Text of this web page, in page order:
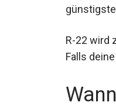
R-22 wird
Falls